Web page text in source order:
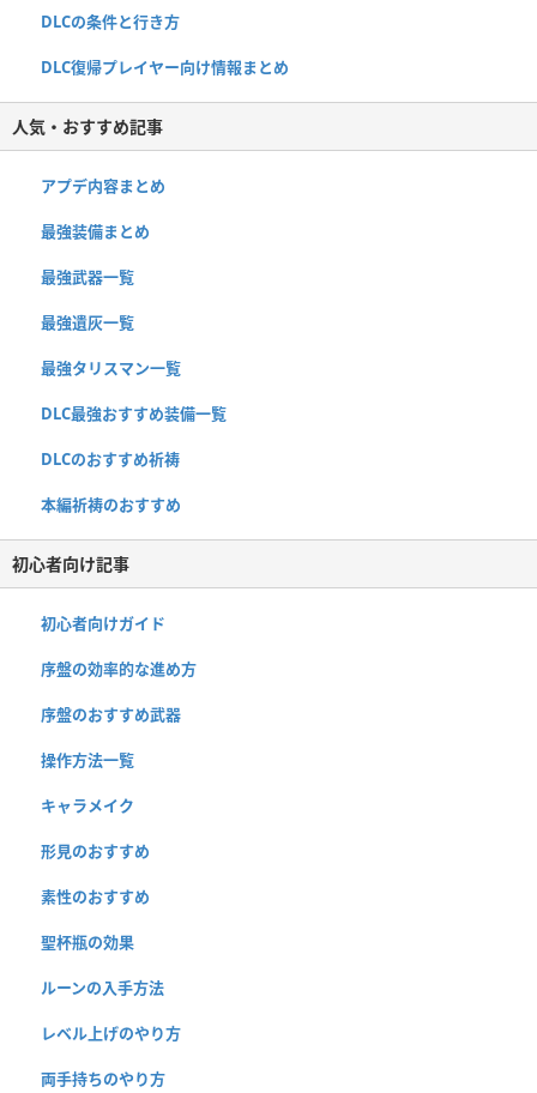
DLCの条件と行き方
DLC復帰プレイヤー向け情報まとめ
人気・おすすめ記事
アプデ内容まとめ
最強装備まとめ
最強武器一覧
最強遺灰一覧
最強タリスマン一覧
DLC最強おすすめ装備一覧
DLCのおすすめ祈祷
本編祈祷のおすすめ
初心者向け記事
初心者向けガイド
序盤の効率的な進め方
序盤のおすすめ武器
操作方法一覧
キャラメイク
形見のおすすめ
素性のおすすめ
聖杯瓶の効果
ルーンの入手方法
レベル上げのやり方
両手持ちのやり方